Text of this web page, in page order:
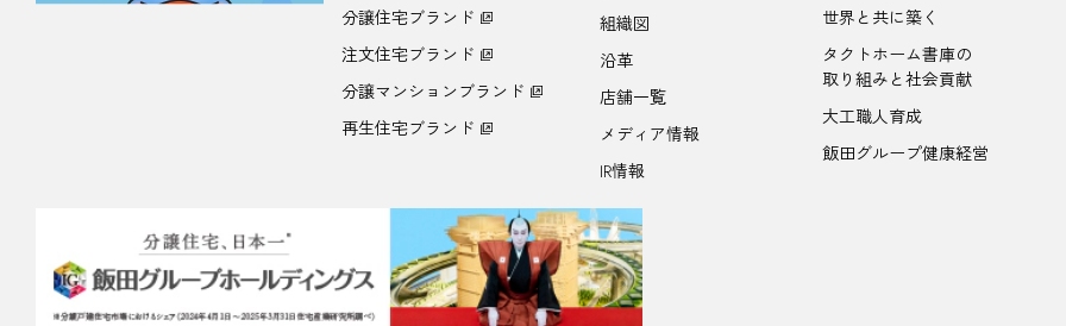
分譲住宅ブランド
注文住宅ブランド
分譲マンションブランド
再生住宅ブランド
組織図
沿革
店舗一覧
メディア情報
IR情報
世界と共に築く
タクトホーム書庫の
取り組みと社会貢献
大工職人育成
飯田グループ健康経営